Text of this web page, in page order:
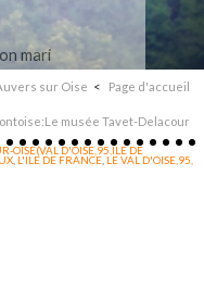
mari
sur Oise Page d'accueil
musée Tavet-Delacour
OISE(VAL D'OISE,95,ILE DE
L'ILE DE FRANCE LE VAL D'OISE,95,